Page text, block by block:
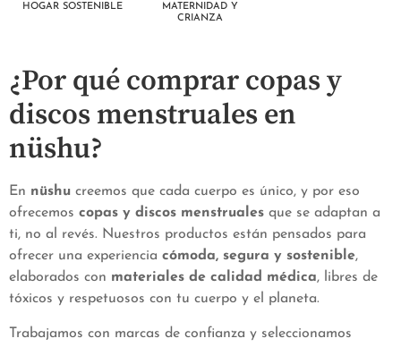
HOGAR SOSTENIBLE
MATERNIDAD Y
CRIANZA
¿Por qué comprar copas y
discos menstruales en
nüshu?
En nüshu creemos que cada cuerpo es único, y por eso
ofrecemos copas y discos menstruales que se adaptan a
ti, no al revés. Nuestros productos están pensados para
ofrecer una experiencia cómoda, segura y sostenible,
elaborados con materiales de calidad médica, libres de
tóxicos y respetuosos con tu cuerpo y el planeta.
Trabajamos con marcas de confianza y seleccionamos